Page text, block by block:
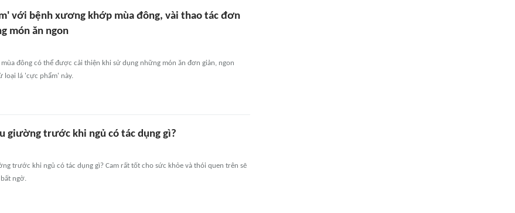
với bệnh xương khớp mùa đông, vài thao tác đơn
món ăn ngon
đông có thể được cải thiện khi sử dụng những món ăn đơn giản, ngon
loại lá 'cực phẩm' này.
giường trước khi ngủ có tác dụng gì?
trước khi ngủ có tác dụng gì? Cam rất tốt cho sức khỏe và thói quen trên sẽ
ngờ.